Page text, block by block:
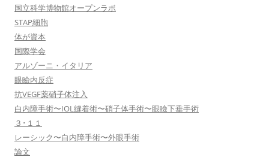
国立科学博物館オープンラボ
STAP細胞
体が資本
国際学会
アルゾーニ・イタリア
眼瞼内反症
抗VEGF薬硝子体注入
白内障手術〜IOL縫着術〜硝子体手術〜眼瞼下垂手術
３･１１
レーシック〜白内障手術〜外眼手術
論文